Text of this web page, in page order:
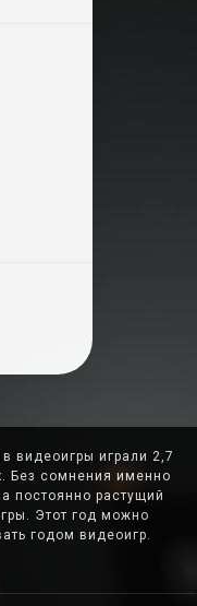
видеоигры играли 2,7
Без сомнения именно
постоянно растущий
Этот год можно
годом видеоигр.